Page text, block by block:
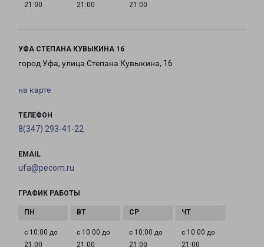
21:00
21:00
21:00
УФА СТЕПАНА КУВЫКИНА 16
город Уфа, улица Степана Кувыкина, 16
на карте
ТЕЛЕФОН
8(347) 293-41-22
EMAIL
ufa@pecom.ru
ГРАФИК РАБОТЫ
с 10:00 до
21:00
с 10:00 до
21:00
с 10:00 до
21:00
с 10:00 до
21:00